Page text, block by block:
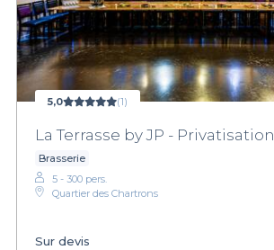
5,0 (1)
La Terrasse by JP - Privatisation
Brasserie
5 - 300 pers.
Quartier des Chartrons
Sur devis